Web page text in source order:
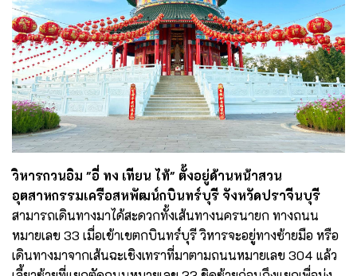
วิหารกวนอิม "อี่ ทง เทียน ไท้" ตั้งอยู่ด้านหน้าสวน
อุตสาหกรรมเครือสหพัฒน์กบินทร์บุรี จังหวัดปราจีนบุรี
สามารถเดินทางมาได้สะดวกทั้งเส้นทางนครนายก ทางถนน
หมายเลข 33 เมื่อเข้าเขตกบินทร์บุรี วิหารจะอยู่ทางซ้ายมือ หรือ
เดินทางมาจากเส้นฉะเชิงเทราที่มาตามถนนหมายเลข 304 แล้ว